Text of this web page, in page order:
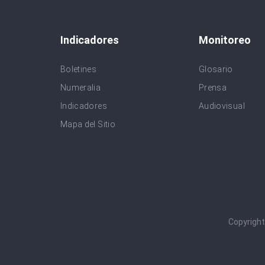
Indicadores
Boletines
Numeralia
Indicadores
Mapa del Sitio
Monitoreo
Glosario
Prensa
Audiovisual